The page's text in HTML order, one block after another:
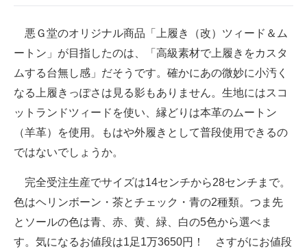
IT製品の技術・比較・事例
モノづくり技術者専門サイト
エレクトロニクス専門サイト
エネルギーの専門メディア
建設×テクノロジーの最前線
悪Ｇ堂のオリジナル商品「上履き（改）ツィード＆ム
ートン」が目指したのは、「高級素材で上履きをカスタ
ムする台無し感」だそうです。確かにあの微妙に小汚く
なる上履きっぽさは見る影もありません。生地にはスコ
ットランドツィードを使い、縁どりは本革のムートン
（羊革）を使用。もはや外履きとして普段使用できるの
ではないでしょうか。
完全受注生産でサイズは14センチから28センチまで。
色はヘリンボーン・茶とチェック・青の2種類。つま先
とソールの色は青、赤、黄、緑、白の5色から選べま
す。気になるお値段は1足1万3650円！ さすがにお値段